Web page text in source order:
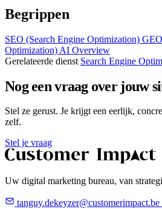
Begrippen
SEO (Search Engine Optimization)
Optimization)AI Overview
Gerelateerde dienst Search Engine
Nog een vraag over jouw
Stel ze gerust. Je krijgt een eerlijk,
zelf.
Stel je vraag
Uw digital marketing bureau, van
tanguy.dekeyzer@customerimpact.be